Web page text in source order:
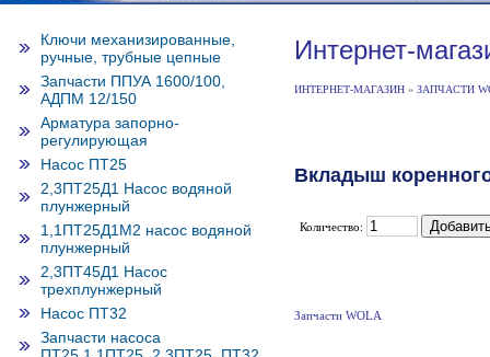
Ключи механизированные,
ручные, трубные цепные
Запчасти ППУА 1600/100,
АДПМ 12/150
Арматура запорно-
регулирующая
Насос ПТ25
2,3ПТ25Д1 Насос водяной
плунжерный
1,1ПТ25Д1М2 насос водяной
плунжерный
2,3ПТ45Д1 Насос
трехплунжерный
Насос ПТ32
Запчасти насоса
Интернет-
ИНТЕРНЕТ-МАГАЗИН » ЗАПЧАСТИ
Вкладыш
Количество:
Запчасти WOLA